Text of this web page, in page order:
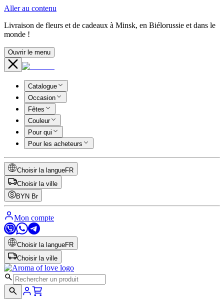
Aller au contenu
Livraison de fleurs et de cadeaux à Minsk, en Biélorussie et dans le
monde !
Ouvrir le menu
Catalogue
Occasion
Fêtes
Couleur
Pour qui
Pour les acheteurs
Choisir la langueFR
Choisir la ville
BYN Br
Mon compte
Choisir la langueFR
Choisir la ville